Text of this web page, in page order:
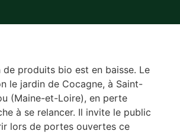
de produits bio est en baisse. Le
le jardin de Cocagne, à Saint-
(Maine-et-Loire), en perte
à se relancer. Il invite le public
lors de portes ouvertes ce